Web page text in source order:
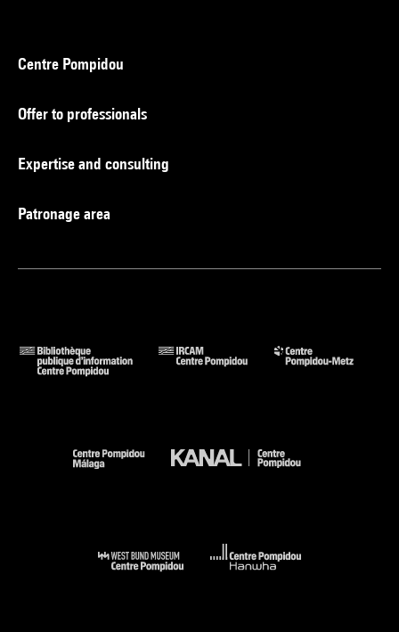
Centre Pompidou
Offer to professionals
Expertise and consulting
Patronage area